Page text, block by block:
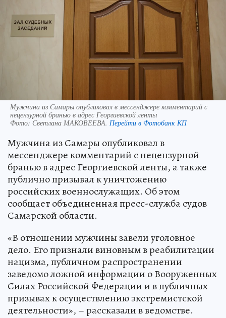
Мужчина из Самары опубликовал в мессенджере комментарий с
нецензурной бранью в адрес Георгиевской ленты
Фото: Светлана МАКОВЕЕВА. Перейти в Фотобанк КП
Мужчина из Самары опубликовал в
мессенджере комментарий с нецензурной
бранью в адрес Георгиевской ленты, а также
публично призывал к уничтожению
российских военнослужащих. Об этом
сообщает объединенная пресс-служба судов
Самарской области.
«В отношении мужчины завели уголовное
дело. Его признали виновным в реабилитации
нацизма, публичном распространении
заведомо ложной информации о Вооруженных
Силах Российской Федерации и в публичных
призывах к осуществлению экстремистской
деятельности», – рассказали в ведомстве.